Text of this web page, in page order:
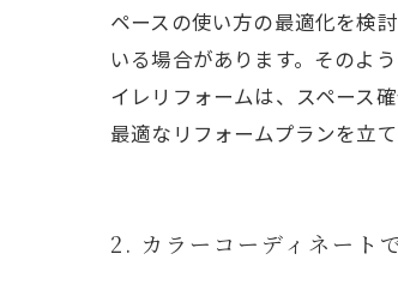
ペースの使い方の最適化を検
いる場合があります。そのよ
イレリフォームは、スペース
最適なリフォームプランを立て
2. カラーコーディネート